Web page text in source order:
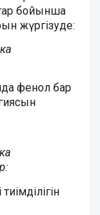
бойынша
жүргізуде:
фенол бар